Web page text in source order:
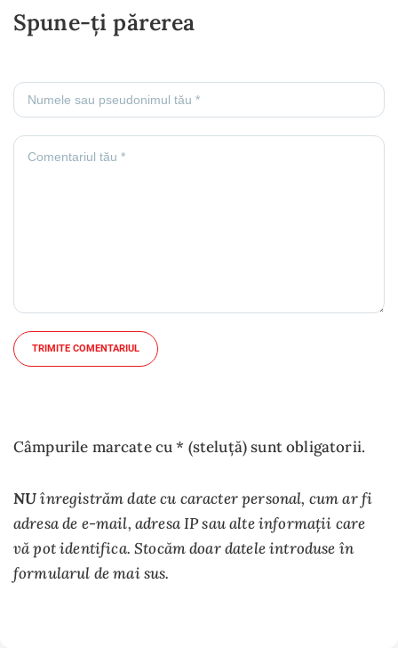
Spune-ți părerea
TRIMITE COMENTARIUL
Câmpurile marcate cu * (steluță) sunt obligatorii.
NUînregistrăm date cu caracter personal, cum ar fi
adresa de e-mail, adresa IP sau alte informații care
vă pot identifica. Stocăm doar datele introduse în
formularul de mai sus.